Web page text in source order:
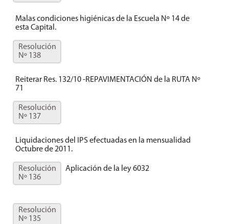
Malas condiciones higiénicas de la Escuela Nº 14 de
esta Capital.
Resolución
Nº 138
Reiterar Res. 132/10 -REPAVIMENTACIÓN de la RUTA Nº
71
Resolución
Nº 137
Liquidaciones del IPS efectuadas en la mensualidad
Octubre de 2011.
Resolución
Nº 136
Aplicación de la ley 6032
Resolución
Nº 135